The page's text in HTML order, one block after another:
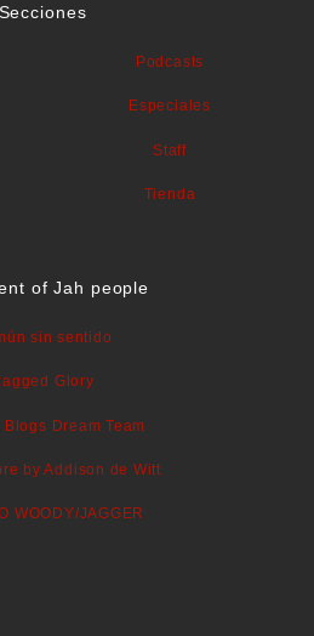
Secciones
Podcasts
Especiales
Staff
Tienda
of Jah people
sin sentido
Glory
Dream Team
by Addison de Witt
WOODY/JAGGER